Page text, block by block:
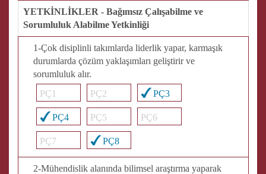
YETKİNLİKLER - Bağımsız Çalışabilme ve
Sorumluluk Alabilme Yetkinliği
1-Çok disiplinli takımlarda liderlik yapar, karmaşık
durumlarda çözüm yaklaşımları geliştirir ve
sorumluluk alır.
PÇ1
PÇ2 PÇ3
PÇ4 PÇ5 PÇ6
PÇ7 PÇ8
2-Mühendislik alanında bilimsel araştırma yaparak